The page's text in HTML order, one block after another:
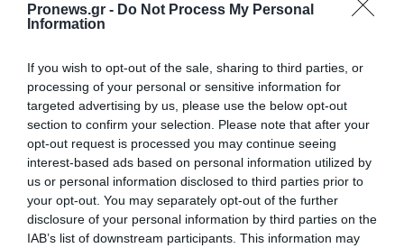
Pronews.gr - Do Not Process My Personal
Information
If you wish to opt-out of the sale, sharing to third parties, or
processing of your personal or sensitive information for
targeted advertising by us, please use the below opt-out
section to confirm your selection. Please note that after your
opt-out request is processed you may continue seeing
interest-based ads based on personal information utilized by
us or personal information disclosed to third parties prior to
your opt-out. You may separately opt-out of the further
disclosure of your personal information by third parties on the
IAB’s list of downstream participants. This information may
09.08.2026 | 14:10